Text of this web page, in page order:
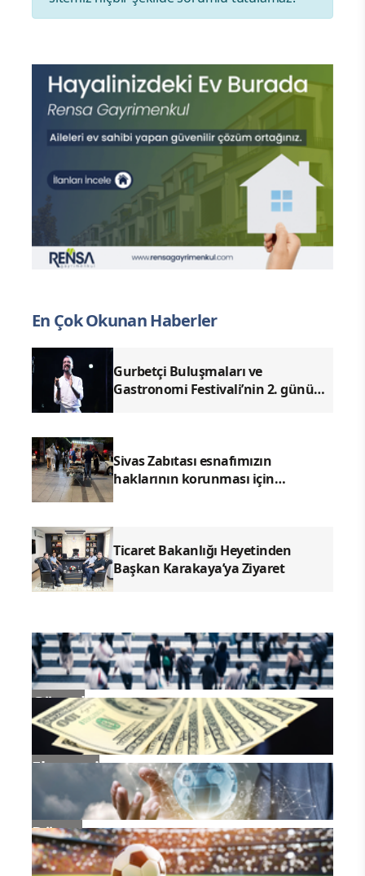
En Çok Okunan Haberler
Gurbetçi Buluşmaları ve
Gastronomi Festivali’nin 2. günü
Sivas Zabıtası esnafımızın
haklarının korunması için
Ticaret Bakanlığı Heyetinden
Başkan Karakaya’ya Ziyaret
Güncel
Ekonomi
Dünya